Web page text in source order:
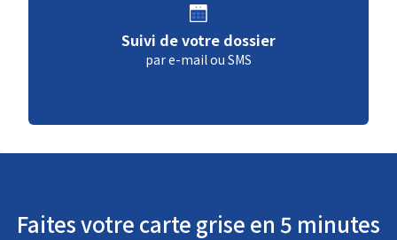
Suivi de votre dossier
par e-mail ou SMS
Faites votre carte grise en 5 minutes